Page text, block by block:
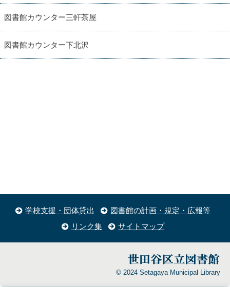
図書館カウンター三軒茶屋
図書館カウンター下北沢
学校支援・団体貸出
図書館の計画・規定・広報等
リンク集
サイトマップ
© 2024 Setagaya Municipal Library